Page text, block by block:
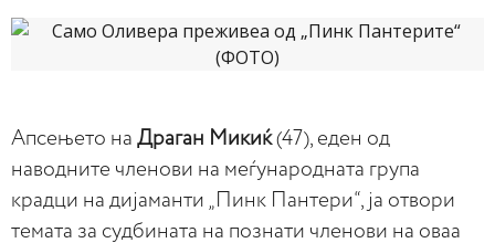
Апсењето на Драган Микиќ(47), еден од
наводните членови на меѓународната група
крадци на дијаманти „Пинк Пантери“, ја отвори
темата за судбината на познати членови на оваа